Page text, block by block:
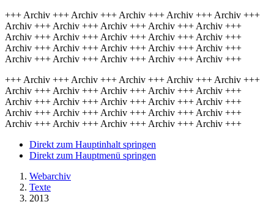
+++ Archiv +++ Archiv +++ Archiv +++ Archiv +++ Archiv +++
Archiv +++ Archiv +++ Archiv +++ Archiv +++ Archiv +++
Archiv +++ Archiv +++ Archiv +++ Archiv +++ Archiv +++
Archiv +++ Archiv +++ Archiv +++ Archiv +++ Archiv +++
Archiv +++ Archiv +++ Archiv +++ Archiv +++ Archiv +++
+++ Archiv +++ Archiv +++ Archiv +++ Archiv +++ Archiv +++
Archiv +++ Archiv +++ Archiv +++ Archiv +++ Archiv +++
Archiv +++ Archiv +++ Archiv +++ Archiv +++ Archiv +++
Archiv +++ Archiv +++ Archiv +++ Archiv +++ Archiv +++
Archiv +++ Archiv +++ Archiv +++ Archiv +++ Archiv +++
Direkt zum Hauptinhalt springen
Direkt zum Hauptmenü springen
Webarchiv
Texte
2013